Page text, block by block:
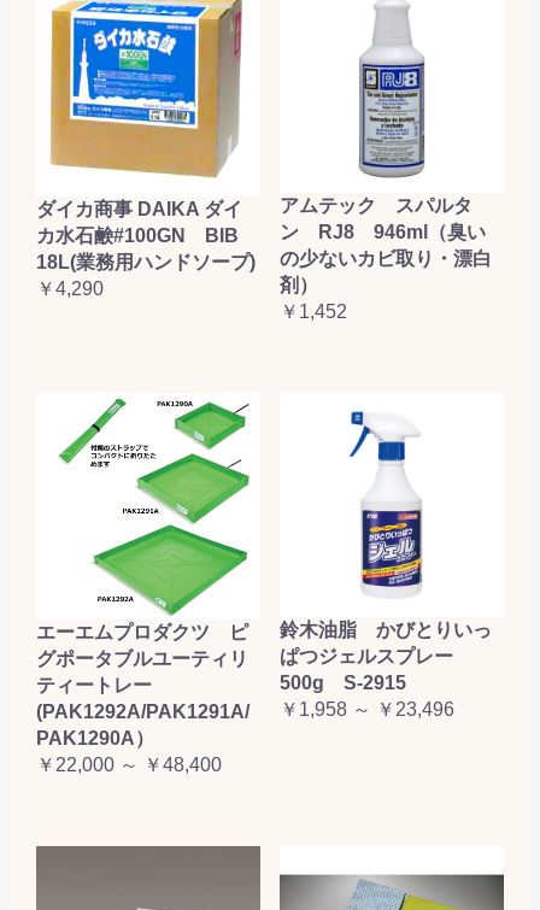
ダイカ商事 DAIKA ダイ
カ水石鹸#100GN BIB
18L(業務用ハンドソープ)
￥4,290
アムテック スパルタ
ン RJ8 946ml（臭い
の少ないカビ取り・漂白
剤）
￥1,452
エーエムプロダクツ ピ
グポータブルユーティリ
ティートレー
(PAK1292A/PAK1291A/
PAK1290A）
￥22,000 ～ ￥48,400
鈴木油脂 かびとりいっ
ぱつジェルスプレー
500g S-2915
￥1,958 ～ ￥23,496